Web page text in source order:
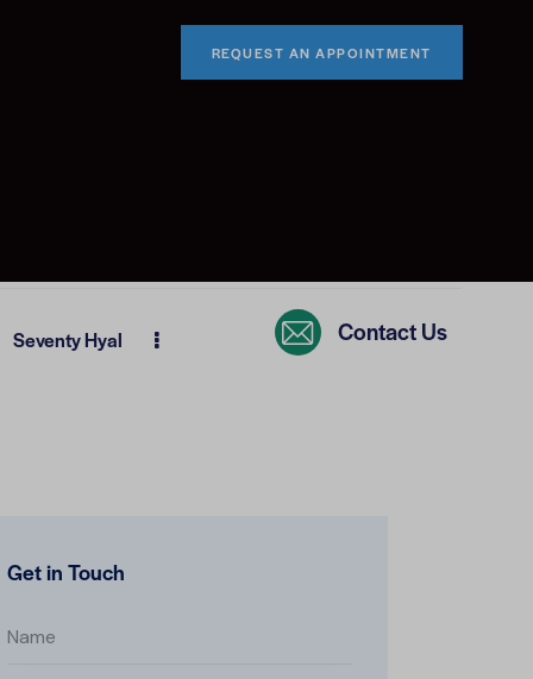
REQUEST AN APPOINTMENT
Seventy Hyal Contact Us
Get in Touch